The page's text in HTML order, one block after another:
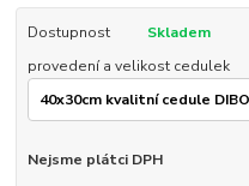
Dostupnost
Skladem
provedení a velikost cedulek
Nejsme plátci DPH